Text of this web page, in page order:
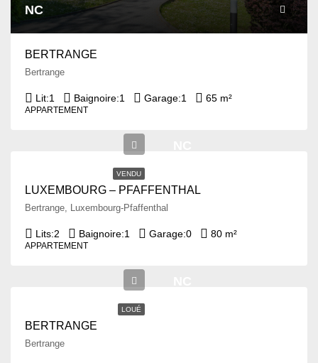
NC
BERTRANGE
Bertrange
Lit:1 Baignoire:1 Garage:1 65 m²
APPARTEMENT
VENDU
LUXEMBOURG – PFAFFENTHAL
Bertrange, Luxembourg-Pfaffenthal
Lits:2 Baignoire:1 Garage:0 80 m²
APPARTEMENT
LOUÉ
BERTRANGE
Bertrange